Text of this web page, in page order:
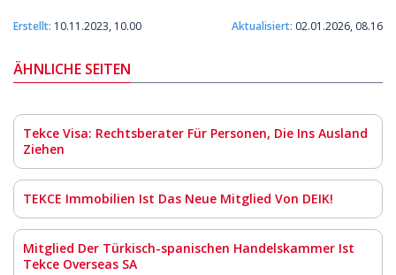
Erstellt: 10.11.2023, 10.00 Aktualisiert: 02.01.2026, 08.16
ÄHNLICHE SEITEN
Tekce Visa: Rechtsberater Für Personen, Die Ins Ausland
Ziehen
TEKCE Immobilien Ist Das Neue Mitglied Von DEIK!
Mitglied Der Türkisch-spanischen Handelskammer Ist
Tekce Overseas SA